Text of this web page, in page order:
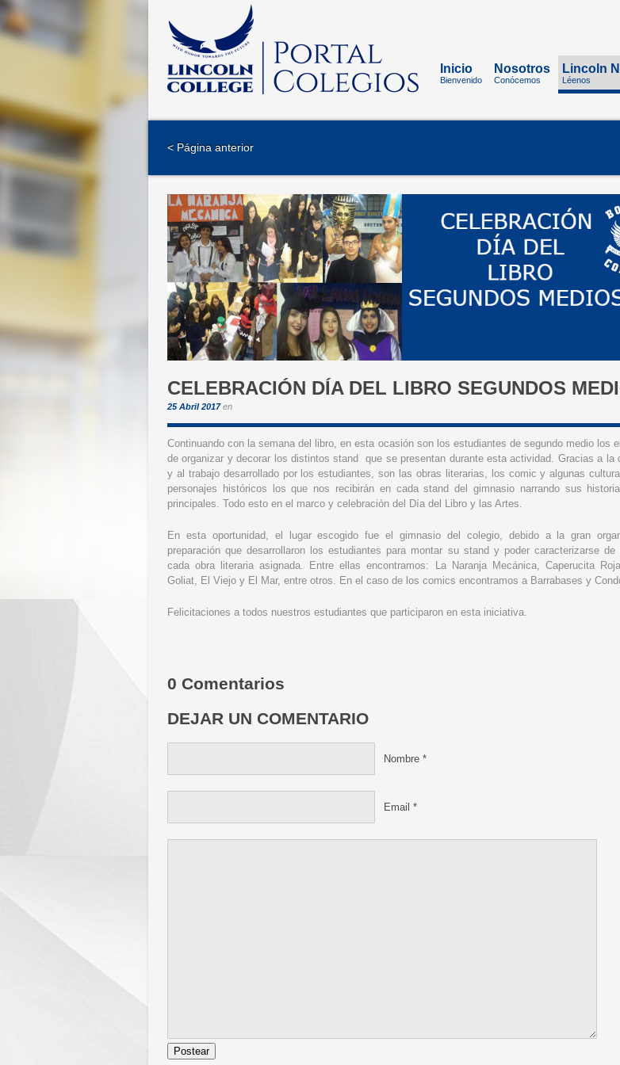
Inicio
Bienvenido
Nosotros
Conócemos
Lincoln
Léenos
< Página anterior
CELEBRACIÓN DÍA DEL LIBRO SEGUNDOS
25 Abril 2017en
Continuando con la semana del libro, en esta ocasión son los estudiantes de segundo medio los
de organizar y decorar los distintos stand que se presentan durante esta actividad. Gracias a la
y al trabajo desarrollado por los estudiantes, son las obras literarias, los comic y algunas
personajes históricos los que nos recibirán en cada stand del gimnasio narrando sus
principales. Todo esto en el marco y celebración del Día del Libro y las Artes.
En esta oportunidad, el lugar escogido fue el gimnasio del colegio, debido a la gran
preparación que desarrollaron los estudiantes para montar su stand y poder caracterizarse de
cada obra literaria asignada. Entre ellas encontramos: La Naranja Mecánica, Caperucita
Goliat, El Viejo y El Mar, entre otros. En el caso de los comics encontramos a Barrabases y
Felicitaciones a todos nuestros estudiantes que participaron en esta iniciativa.
0 Comentarios
DEJAR UN COMENTARIO
Nombre *
Email *